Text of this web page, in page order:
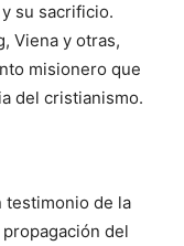
su sacrificio.
Viena y otras,
misionero que
del cristianismo.
testimonio de la
del